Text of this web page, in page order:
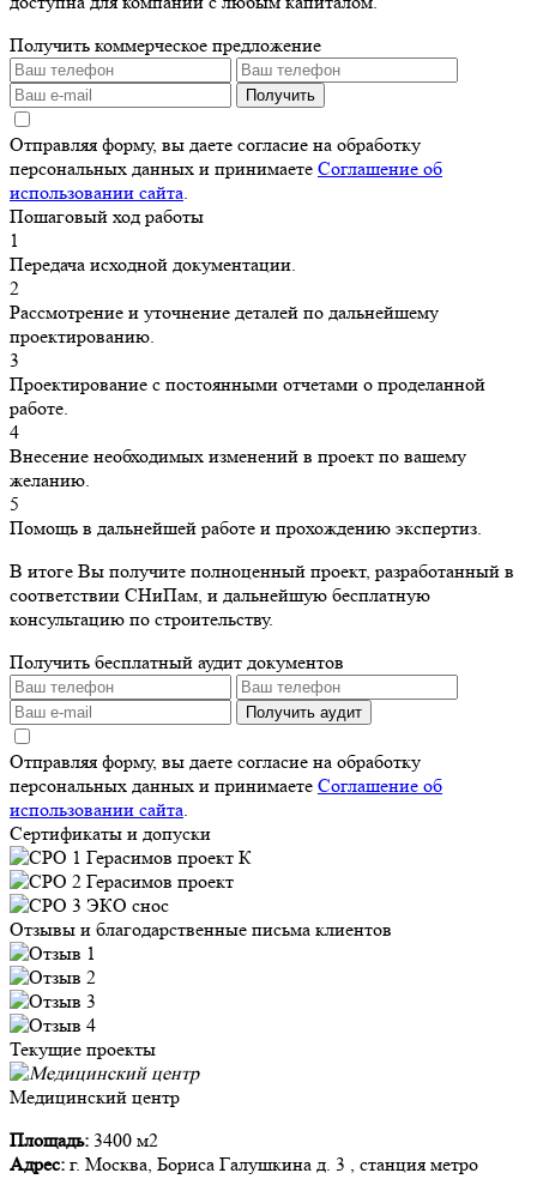
Получить коммерческое предложение
Получить
Отправляя форму, вы даете согласие на обработку
персональных данных и принимаете Соглашение об
использовании сайта.
Пошаговый ход работы
1
Передача исходной документации.
2
Рассмотрение и уточнение деталей по дальнейшему
проектированию.
3
Проектирование с постоянными отчетами о проделанной
работе.
4
Внесение необходимых изменений в проект по вашему
желанию.
5
Помощь в дальнейшей работе и прохождению экспертиз.
В итоге Вы получите полноценный проект, разработанный в
соответствии СНиПам, и дальнейшую бесплатную
консультацию по строительству.
Получить бесплатный аудит документов
Получить аудит
Отправляя форму, вы даете согласие на обработку
персональных данных и принимаете Соглашение об
использовании сайта.
Сертификаты и допуски
Отзывы и благодарственные письма клиентов
Текущие проекты
Медицинский центр
Площадь: 3400 м2
Адрес: г. Москва, Бориса Галушкина д. 3 , станция метро